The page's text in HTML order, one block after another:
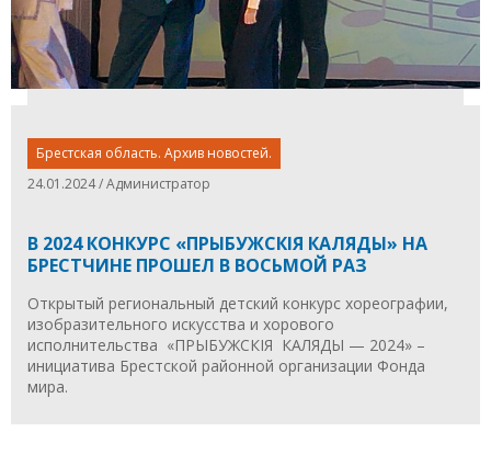
Брестская область. Архив новостей.
24.01.2024 / Администратор
В 2024 КОНКУРС «ПРЫБУЖСКIЯ КАЛЯДЫ» НА
БРЕСТЧИНЕ ПРОШЕЛ В ВОСЬМОЙ РАЗ
Открытый региональный детский конкурс хореографии,
изобразительного искусства и хорового
исполнительства «ПРЫБУЖСКIЯ КАЛЯДЫ — 2024» –
инициатива Брестской районной организации Фонда
мира.